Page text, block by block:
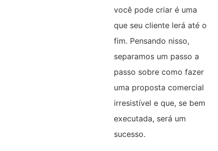
você pode criar é uma
que seu cliente lerá até o
fim. Pensando nisso,
separamos um passo a
passo sobre como fazer
uma proposta comercial
irresistível e que, se bem
executada, será um
sucesso.